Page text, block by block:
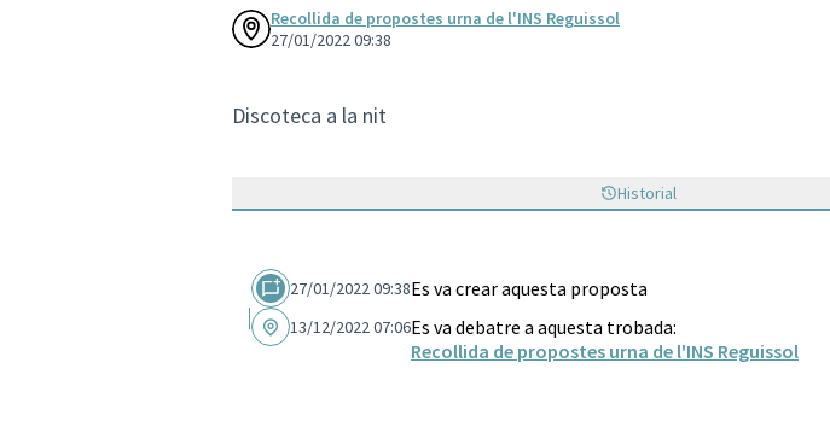
Recollida de propostes urna de l'INS Reguissol
27/01/2022 09:38
Discoteca a la nit
Historial
27/01/2022 09:38Es va crear aquesta proposta
13/12/2022 07:06Es va debatre a aquesta trobada:
Recollida de propostes urna de l'INS Reguissol